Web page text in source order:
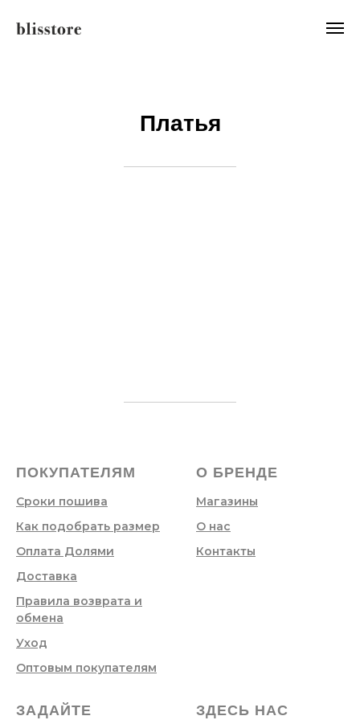
Платья
ПОКУПАТЕЛЯМ
Сроки пошива
Как подобрать размер
Оплата Долями
Доставка
Правила возврата и
обмена
Уход
Оптовым покупателям
О БРЕНДЕ
Магазины
О нас
Контакты
ЗАДАЙТЕ ЗДЕСЬ НАС